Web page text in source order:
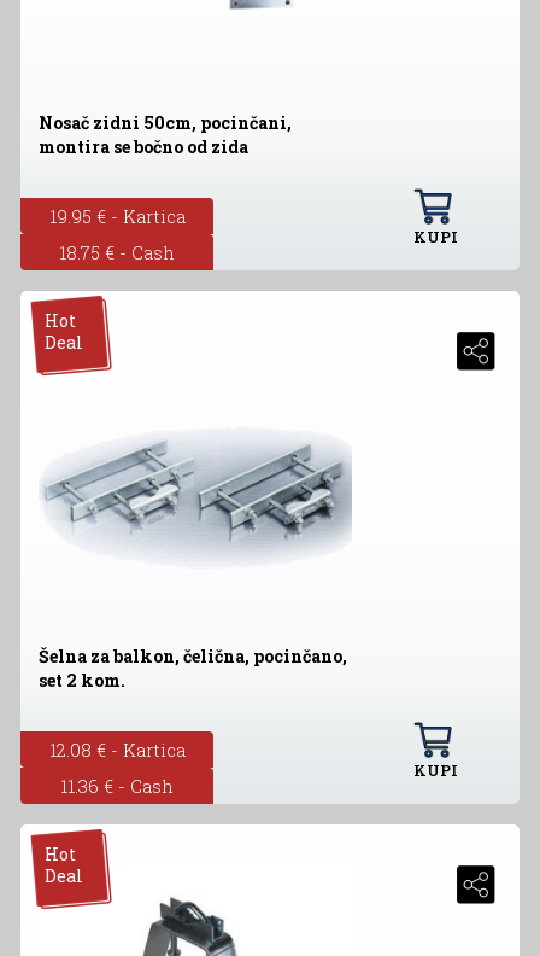
Nosač zidni 50cm, pocinčani,
montira se bočno od zida
19.95 € - Kartica
18.75 € - Cash
KUPI
Hot
Deal
Šelna za balkon, čelična, pocinčano,
set 2 kom.
12.08 € - Kartica
11.36 € - Cash
KUPI
Hot
Deal